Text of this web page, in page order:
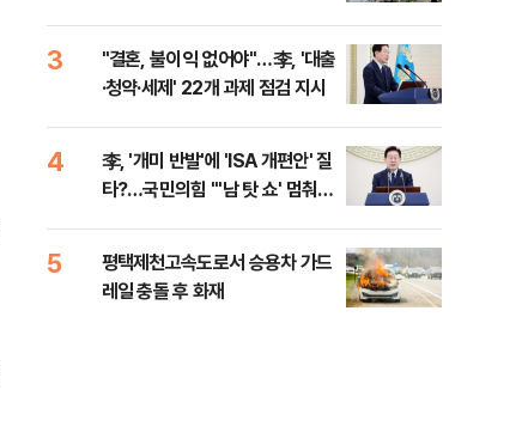
3
"결혼, 불이익 없어야"…李, '대출
·청약·세제' 22개 과제 점검 지시
4
李, '개미 반발'에 'ISA 개편안' 질
타?…국민의힘 "'남 탓 쇼' 멈춰
5
평택제천고속도로서 승용차 가드
레일 충돌 후 화재